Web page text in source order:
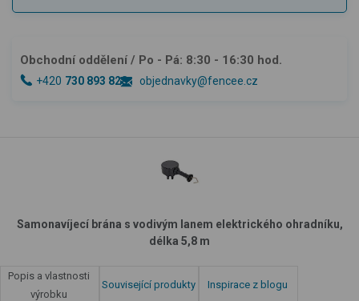
Obchodní oddělení / Po - Pá: 8:30 - 16:30 hod.
+420 730 893 828 objednavky@fencee.cz
Samonavíjecí brána s vodivým lanem elektrického ohradníku,
délka 5,8 m
Popis a vlastnosti
výrobku
Související produkty Inspirace z blogu